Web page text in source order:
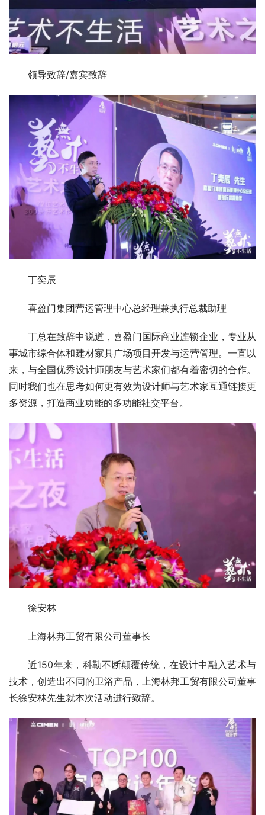
领导致辞/嘉宾致辞
丁奕辰
喜盈门集团营运管理中心总经理兼执行总裁助理
丁总在致辞中说道，喜盈门国际商业连锁企业，专业从
事城市综合体和建材家具广场项目开发与运营管理。一直以
来，与全国优秀设计师朋友与艺术家们都有着密切的合作。
同时我们也在思考如何更有效为设计师与艺术家互通链接更
多资源，打造商业功能的多功能社交平台。
徐安林
上海林邦工贸有限公司董事长
近150年来，科勒不断颠覆传统，在设计中融入艺术与
技术，创造出不同的卫浴产品，上海林邦工贸有限公司董事
长徐安林先生就本次活动进行致辞。